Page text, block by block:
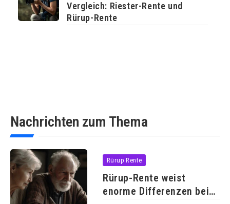
Vergleich: Riester-Rente und
Rürup-Rente
Nachrichten zum Thema
Rürup Rente
Rürup-Rente weist
enorme Differenzen bei